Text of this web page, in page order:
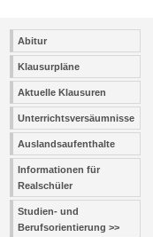
Abitur
Klausurpläne
Aktuelle Klausuren
Unterrichtsversäumnisse
Auslandsaufenthalte
Informationen für
Realschüler
Studien- und
Berufsorientierung >>